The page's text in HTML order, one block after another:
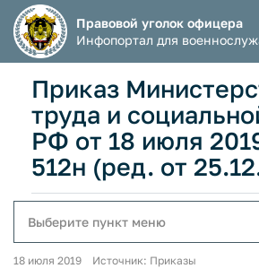
Правовой уголок офицера
Инфопортал для
Приказ
труда и
РФ от 18 июля
512н (ред. от
Выберите пункт меню
18 июля 2019 Источник: Приказы